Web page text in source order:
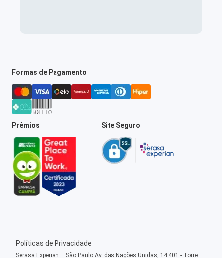
Formas de Pagamento
Prêmios Site Seguro
Políticas de Privacidade
Serasa Experian – São Paulo Av. das Nações Unidas, 14.401 - Torre